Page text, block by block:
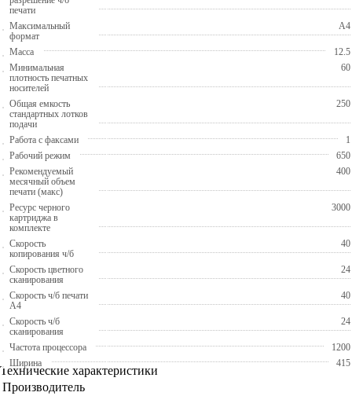
печати
Максимальный
формат
A4
Масса
12.5
Минимальная
плотность печатных
носителей
60
Общая емкость
стандартных лотков
подачи
250
Работа с факсами
1
Рабочий режим
650
Рекомендуемый
месячный объем
печати (макс)
400
Ресурс черного
картриджа в
комплекте
3000
Скорость
копирования ч/б
40
Скорость цветного
сканирования
24
Скорость ч/б печати
A4
40
Скорость ч/б
сканирования
24
Частота процессора
1200
Ширина
415
Технические характеристики
Производитель